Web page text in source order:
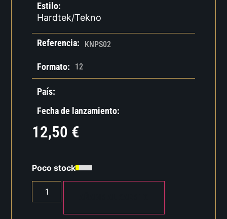
Estilo:
Hardtek/Tekno
Referencia: KNPS02
Formato: 12
País:
Fecha de lanzamiento:
12,50 €
Poco stock